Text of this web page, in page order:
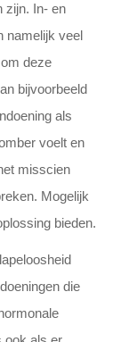
zijn. In- en
namelijk veel
deze
bijvoorbeeld
als
voelt en
misscien
Mogelijk
bieden.
die